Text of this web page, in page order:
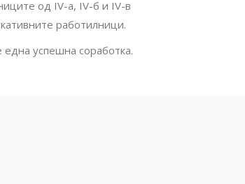
од IV-а, IV-б и IV-в
работилници.
успешна соработка.